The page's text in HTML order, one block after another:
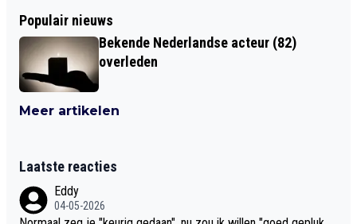
Populair nieuws
Bekende Nederlandse acteur (82)
overleden
Meer artikelen
Laatste reacties
Eddy
04-05-2026